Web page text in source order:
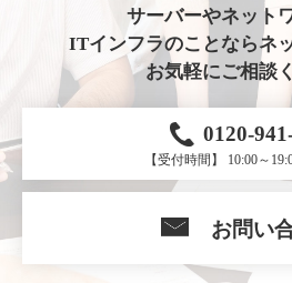
サーバーやネット
ITインフラのことならネ
お気軽にご相談
0120-
【受付時間】 10:00～
お問い